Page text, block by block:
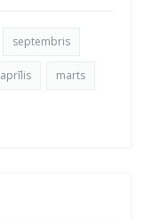
septembris
aprīlis marts